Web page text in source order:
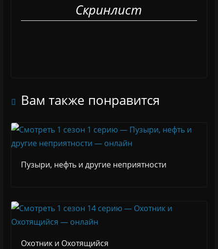
Скринлист
Вам также понравится
Пузыри, нефть и другие неприятности
Охотник и Охотящийся